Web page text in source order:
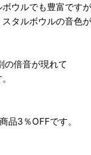
ウルでも豊富ですが
タルボウルの音色が
の倍音が現れて
品3％OFFです。